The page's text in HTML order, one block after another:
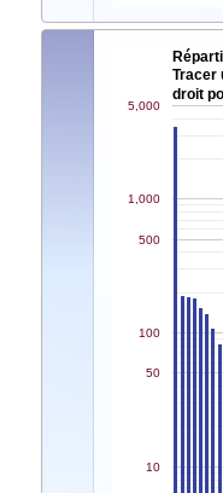
Tracer
droit
10
50
100
500
1,000
5,000